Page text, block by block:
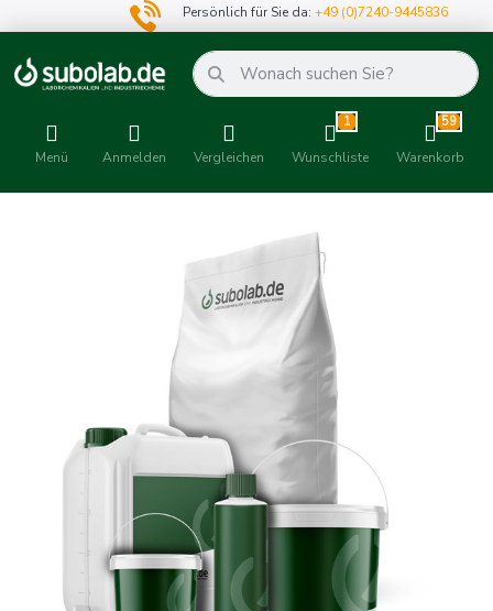
Persönlich für Sie da:+49 (0)7240-9445836
Menü Anmelden Vergleichen
1
Wunschliste
59
Warenkorb